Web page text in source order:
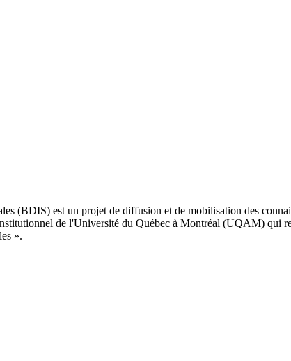
(BDIS) est un projet de diffusion et de mobilisation des
de l'Université du Québec à Montréal (UQAM) qui
».